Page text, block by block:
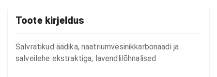
Toote kirjeldus
Salvrätikud äädika, naatriumvesinikkarbonaadi ja
salveilehe ekstraktiga, lavendlilõhnalised